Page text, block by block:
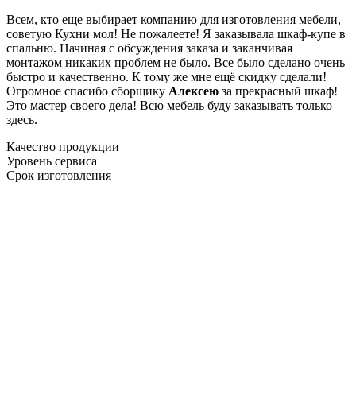
Всем, кто еще выбирает компанию для изготовления мебели,
советую Кухни мол! Не пожалеете! Я заказывала шкаф-купе в
спальню. Начиная с обсуждения заказа и заканчивая
монтажом никаких проблем не было. Все было сделано очень
быстро и качественно. К тому же мне ещё скидку сделали!
Огромное спасибо сборщику Алексею за прекрасный шкаф!
Это мастер своего дела! Всю мебель буду заказывать только
здесь.
Качество продукции
Уровень сервиса
Срок изготовления